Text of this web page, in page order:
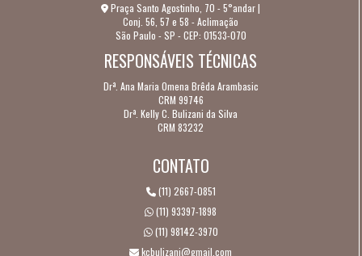
TRATAMENTOS ESTÉTICOS
CONHEÇA MAIS SOBRE A AK DERMATOLOGIA
DEPILAÇÃO A LASER DÓI?
Praça Santo Agostinho, 70 - 5°andar |
Conj. 56, 57 e 58 - Aclimação
São Paulo - SP - CEP: 01533-070
RESPONSÁVEIS TÉCNICAS
Drª. Ana Maria Omena Brêda Arambasic
CRM 99746
Drª. Kelly C. Bulizani da Silva
CRM 83232
CONTATO
(11) 2667-0851
(11) 93397-1898
(11) 98142-3970
kcbulizani@gmail.com